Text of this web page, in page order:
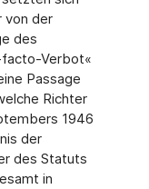
von der
des
Verbot«
Passage
Richter
1946
der
des Statuts
in